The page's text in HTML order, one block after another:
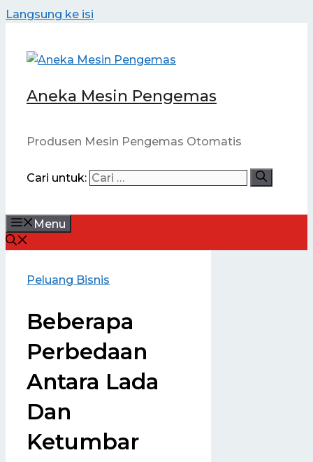
Langsung ke isi
Aneka Mesin Pengemas
Produsen Mesin Pengemas Otomatis
Cari untuk:
Menu
Peluang Bisnis
Beberapa
Perbedaan
Antara Lada
Dan
Ketumbar